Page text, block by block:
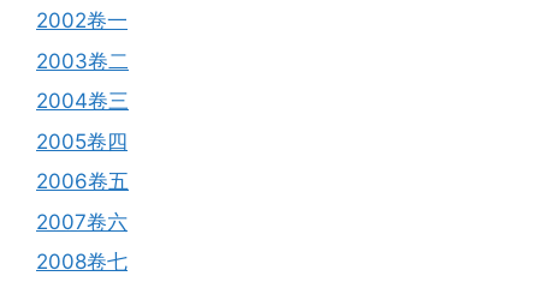
2002卷一
2003卷二
2004卷三
2005卷四
2006卷五
2007卷六
2008卷七